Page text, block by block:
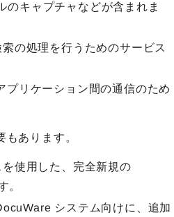
のキャプチャなどが含まれま
の処理を行うためのサービス
リケーション間の通信のため
あります。
使用した、完全新規の
。
システム向けに、追加